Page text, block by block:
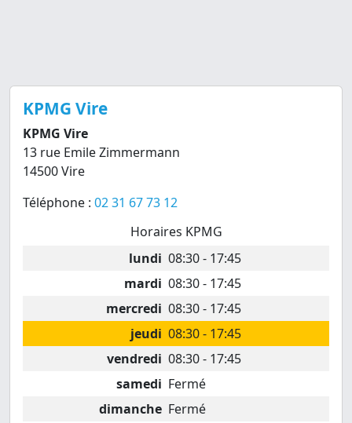
KPMG Vire
KPMG Vire
13 rue Emile Zimmermann
14500 Vire
Téléphone : 02 31 67 73 12
Horaires KPMG
lundi 08:30 - 17:45
mardi 08:30 - 17:45
mercredi 08:30 - 17:45
jeudi 08:30 - 17:45
vendredi 08:30 - 17:45
samedi Fermé
dimanche Fermé